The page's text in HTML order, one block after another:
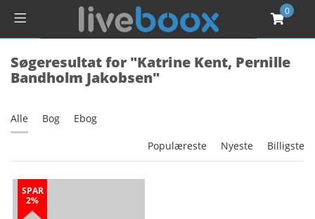
0
Søgeresultat for "Katrine Kent, Pernille
Bandholm Jakobsen"
Alle Bog Ebog
Populæreste Nyeste Billigste
SPAR
2%